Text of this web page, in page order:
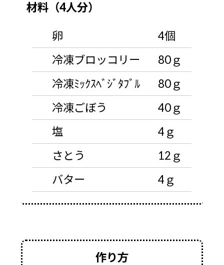
材料（4人分）
卵
4個
冷凍ブロッコリー
80ｇ
冷凍ﾐｯｸｽﾍﾞｼﾞﾀﾌﾞﾙ
80ｇ
冷凍ごぼう
40ｇ
塩
4ｇ
さとう
12ｇ
バター
4ｇ
作り方